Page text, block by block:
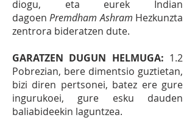
diogu, eta eurek Indian
dagoenPremdham Ashram Hezkunzta
zentrora bideratzen dute.
GARATZEN DUGUN HELMUGA: 1.2
Pobrezian, bere dimentsio guztietan,
bizi diren pertsonei, batez ere gure
ingurukoei, gure esku dauden
baliabideekin laguntzea.